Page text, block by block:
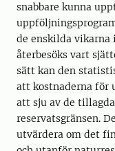
snabbare kunna
de enskilda
återbesöks vart
sätt kan den
att kostnaderna för
att sju av de
reservatsgränsen.
utvärdera om det